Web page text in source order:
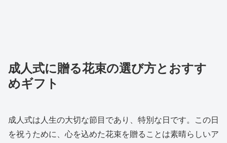
成人式に贈る花束の選び方とおすす
めギフト
成人式は人生の大切な節目であり、特別な日です。この日
を祝うために、心を込めた花束を贈ることは素晴らしいア